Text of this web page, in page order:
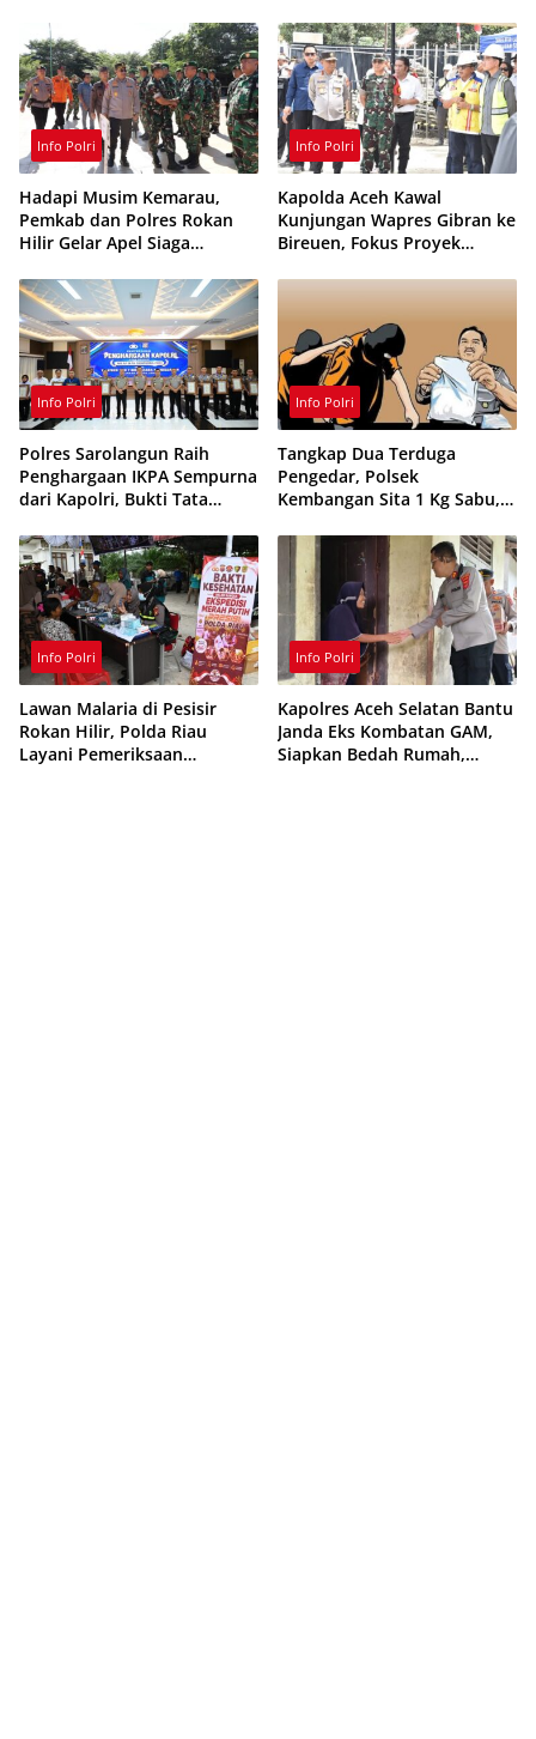
Info Polri
Hadapi Musim Kemarau,
Pemkab dan Polres Rokan
Hilir Gelar Apel Siaga
Sinergi Cegah Kebakaran
Info Polri
Kapolda Aceh Kawal
Kunjungan Wapres Gibran ke
Bireuen, Fokus Proyek
Info Polri
Polres Sarolangun Raih
Penghargaan IKPA Sempurna
dari Kapolri, Bukti Tata
Berintegritas
Info Polri
Tangkap Dua Terduga
Pengedar, Polsek
Kembangan Sita 1 Kg Sabu,
Ribu Butir Obat Keras
Info Polri
Lawan Malaria di Pesisir
Rokan Hilir, Polda Riau
Layani Pemeriksaan
Info Polri
Kapolres Aceh Selatan Bantu
Janda Eks Kombatan GAM,
Siapkan Bedah Rumah,